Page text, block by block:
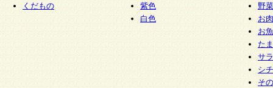
くだもの
紫色
白色
野
お
お
た
サ
シ
そ